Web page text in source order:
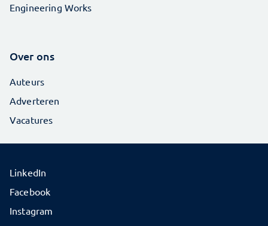
Engineering Works
Over ons
Auteurs
Adverteren
Vacatures
LinkedIn
Facebook
Instagram